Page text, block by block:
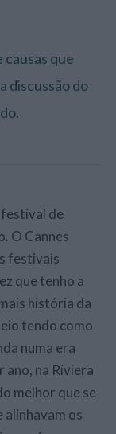
que
discussão do
O Cannes
festivais
que tenho a
história da
tendo como
numa era
ano, na Riviera
melhor que se
alinhavam os